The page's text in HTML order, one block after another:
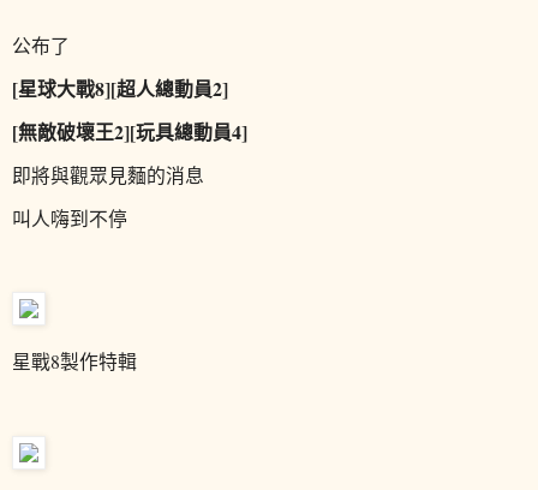
公布了
[星球大戰8][超人總動員2]
[無敵破壞王2][玩具總動員4]
即將與觀眾見麵的消息
叫人嗨到不停
星戰8製作特輯